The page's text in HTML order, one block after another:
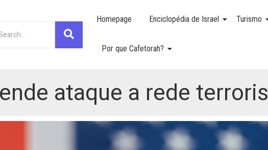
Homepage Enciclopédia de Israel Turismo
Por que Cafetorah?
ataque a rede